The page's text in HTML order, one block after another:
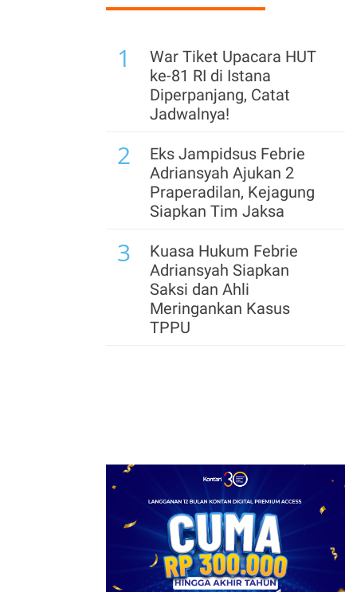
1
War Tiket Upacara HUT
ke-81 RI di Istana
Diperpanjang, Catat
Jadwalnya!
2
Eks Jampidsus Febrie
Adriansyah Ajukan 2
Praperadilan, Kejagung
Siapkan Tim Jaksa
3
Kuasa Hukum Febrie
Adriansyah Siapkan
Saksi dan Ahli
Meringankan Kasus
TPPU